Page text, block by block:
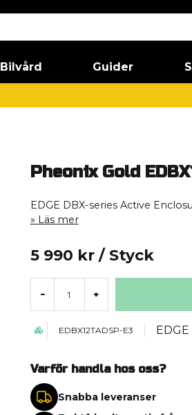
Bilvård Guider
Pheonix Gold
EDGE DBX-series Active
Läs mer
5 990 kr / Styck
- +
EDBX12TADSP-E3 EDGE
Varför handla hos oss?
Snabba leveranser